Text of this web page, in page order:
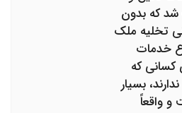
شد که بدون
تخلیه ملک
خدمات
کسانی که
بسیار
و واقعاً